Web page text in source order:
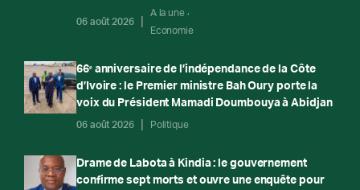
06 août 2026
A la une
Economie
66ᵉ anniversaire de l’indépendance de la Côte
d’Ivoire : le Premier ministre Bah Oury porte la
voix du Président Mamadi Doumbouya à Abidjan
06 août 2026 Politique
Drame de Labota à Kindia : le gouvernement
confirme sept morts et ouvre une enquête pour